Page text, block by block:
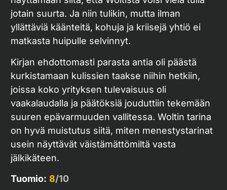
jotain suurta. Ja niin tulikin, mutta ilman
yllättäviä käänteitä, kohuja ja kriisejä yhtiö ei
matkasta huipulle selvinnyt.
Kirjan ehdottomasti parasta antia oli päästä
kurkistamaan kulissien taakse niihin hetkiin,
joissa koko yrityksen tulevaisuus oli
vaakalaudalla ja päätöksiä jouduttiin tekemään
suuren epävarmuuden vallitessa. Woltin tarina
on hyvä muistutus siitä, miten menestystarinat
usein näyttävät väistämättömiltä vasta
jälkikäteen.
Tuomio: 8/10